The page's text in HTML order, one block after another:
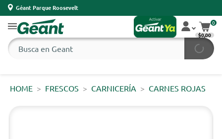
Géant Parque Roosevelt
0
$0,00
HOME FRESCOS CARNICERÍA CARNES ROJAS